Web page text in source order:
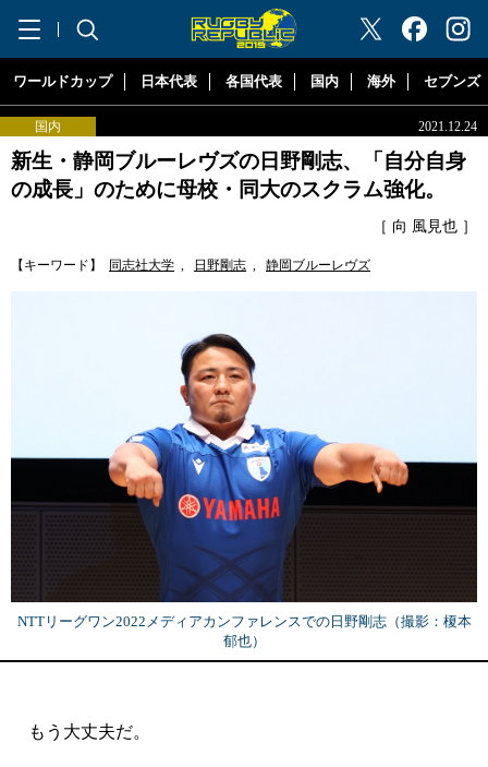
"ラグビーリパブリック"
ワールドカップ 日本代表 各国代表 国内 海外 セブンズ
国内 2021.12.24
新生・静岡ブルーレヴズの日野剛志、「自分自身
の成長」のために母校・同大のスクラム強化。
［ 向 風見也 ］
【キーワード】 同志社大学 , 日野剛志 , 静岡ブルーレヴズ
NTTリーグワン2022メディアカンファレンスでの日野剛志（撮影：榎本
郁也）
もう大丈夫だ。